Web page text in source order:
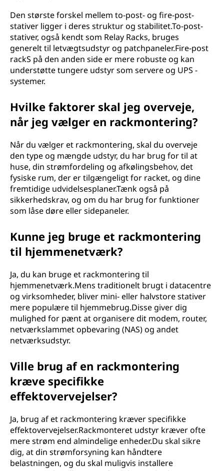
Den største forskel mellem to-post- og fire-post-
stativer ligger i deres struktur og stabilitet.To-post-
stativer, også kendt som Relay Racks, bruges
generelt til letvægtsudstyr og patchpaneler.Fire-post
rackS på den anden side er mere robuste og kan
understøtte tungere udstyr som servere og UPS -
systemer.
Hvilke faktorer skal jeg overveje,
når jeg vælger en rackmontering?
Når du vælger et rackmontering, skal du overveje
den type og mængde udstyr, du har brug for til at
huse, din strømfordeling og afkølingsbehov, det
fysiske rum, der er tilgængeligt for racket, og dine
fremtidige udvidelsesplaner.Tænk også på
sikkerhedskrav, og om du har brug for funktioner
som låse døre eller sidepaneler.
Kunne jeg bruge et rackmontering
til hjemmenetværk?
Ja, du kan bruge et rackmontering til
hjemmenetværk.Mens traditionelt brugt i datacentre
og virksomheder, bliver mini- eller halvstore stativer
mere populære til hjemmebrug.Disse giver dig
mulighed for pænt at organisere dit modem, router,
netværkslammet opbevaring (NAS) og andet
netværksudstyr.
Ville brug af en rackmontering
kræve specifikke
effektovervejelser?
Ja, brug af et rackmontering kræver specifikke
effektovervejelser.Rackmonteret udstyr kræver ofte
mere strøm end almindelige enheder.Du skal sikre
dig, at din strømforsyning kan håndtere
belastningen, og du skal muligvis installere